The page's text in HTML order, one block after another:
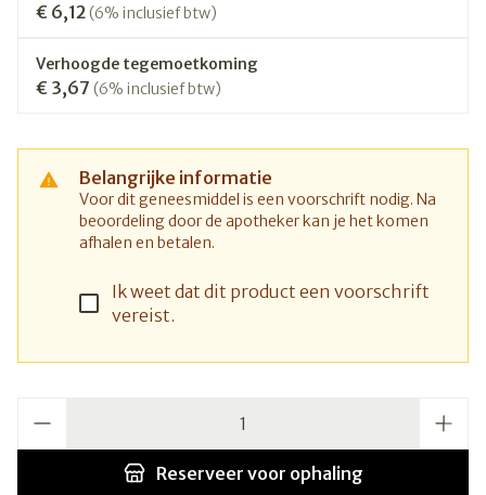
€ 6,12(6% inclusief btw)
Verhoogde tegemoetkoming
€ 3,67 (6% inclusief btw)
Belangrijke informatie
Voor dit geneesmiddel is een voorschrift nodig. Na
beoordeling door de apotheker kan je het komen
afhalen en betalen.
Ik weet dat dit product een voorschrift
vereist.
Reserveer voor ophaling